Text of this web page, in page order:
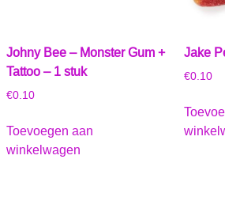
Johny Bee – Monster Gum +
Tattoo – 1 stuk
€0.10
Toevoegen aan
winkelwagen
Jake
€0.10